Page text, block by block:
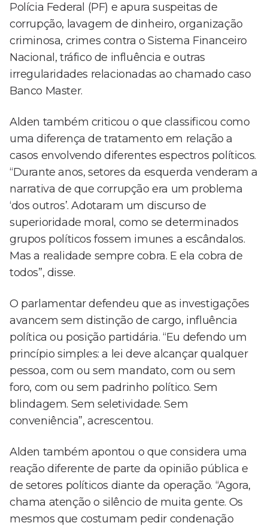
Polícia Federal (PF) e apura suspeitas de
corrupção, lavagem de dinheiro, organização
criminosa, crimes contra o Sistema Financeiro
Nacional, tráfico de influência e outras
irregularidades relacionadas ao chamado caso
Banco Master.
Alden também criticou o que classificou como
uma diferença de tratamento em relação a
casos envolvendo diferentes espectros políticos.
“Durante anos, setores da esquerda venderam a
narrativa de que corrupção era um problema
‘dos outros’. Adotaram um discurso de
superioridade moral, como se determinados
grupos políticos fossem imunes a escândalos.
Mas a realidade sempre cobra. E ela cobra de
todos”, disse.
O parlamentar defendeu que as investigações
avancem sem distinção de cargo, influência
política ou posição partidária. “Eu defendo um
princípio simples: a lei deve alcançar qualquer
pessoa, com ou sem mandato, com ou sem
foro, com ou sem padrinho político. Sem
blindagem. Sem seletividade. Sem
conveniência”, acrescentou.
Alden também apontou o que considera uma
reação diferente de parte da opinião pública e
de setores políticos diante da operação. “Agora,
chama atenção o silêncio de muita gente. Os
mesmos que costumam pedir condenação